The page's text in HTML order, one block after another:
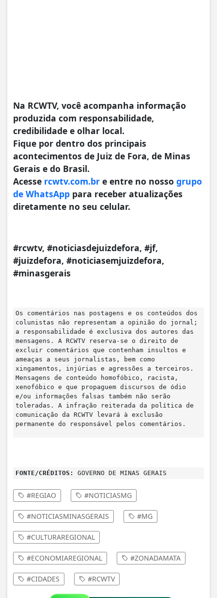
Na RCWTV, você acompanha informação
produzida com responsabilidade,
credibilidade e olhar local.
Fique por dentro dos principais
acontecimentos de Juiz de Fora, de Minas
Gerais e do Brasil.
Acesse rcwtv.com.br e entre no nosso grupo
de WhatsApp para receber atualizações
diretamente no seu celular.
#rcwtv, #noticiasdejuizdefora, #jf,
#juizdefora, #noticiasemjuizdefora,
#minasgerais
Os comentários nas postagens e os conteúdos dos
colunistas não representam a opinião do jornal;
a responsabilidade é exclusiva dos autores das
mensagens. A RCWTV reserva-se o direito de
excluir comentários que contenham insultos e
ameaças a seus jornalistas, bem como
xingamentos, injúrias e agressões a terceiros.
Mensagens de conteúdo homofóbico, racista,
xenofóbico e que propaguem discursos de ódio
e/ou informações falsas também não serão
toleradas. A infração reiterada da política de
comunicação da RCWTV levará à exclusão
permanente do responsável pelos comentários.
FONTE/CRÉDITOS: GOVERNO DE MINAS GERAIS
#REGIAO #NOTICIASMG
#NOTICIASMINASGERAIS #MG
#CULTURAREGIONAL
#ECONOMIAREGIONAL #ZONADAMATA
#CIDADES #RCWTV